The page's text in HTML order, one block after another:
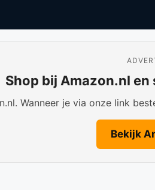
Shop bij Amazon.nl
Wanneer je via onze link
Bekijk